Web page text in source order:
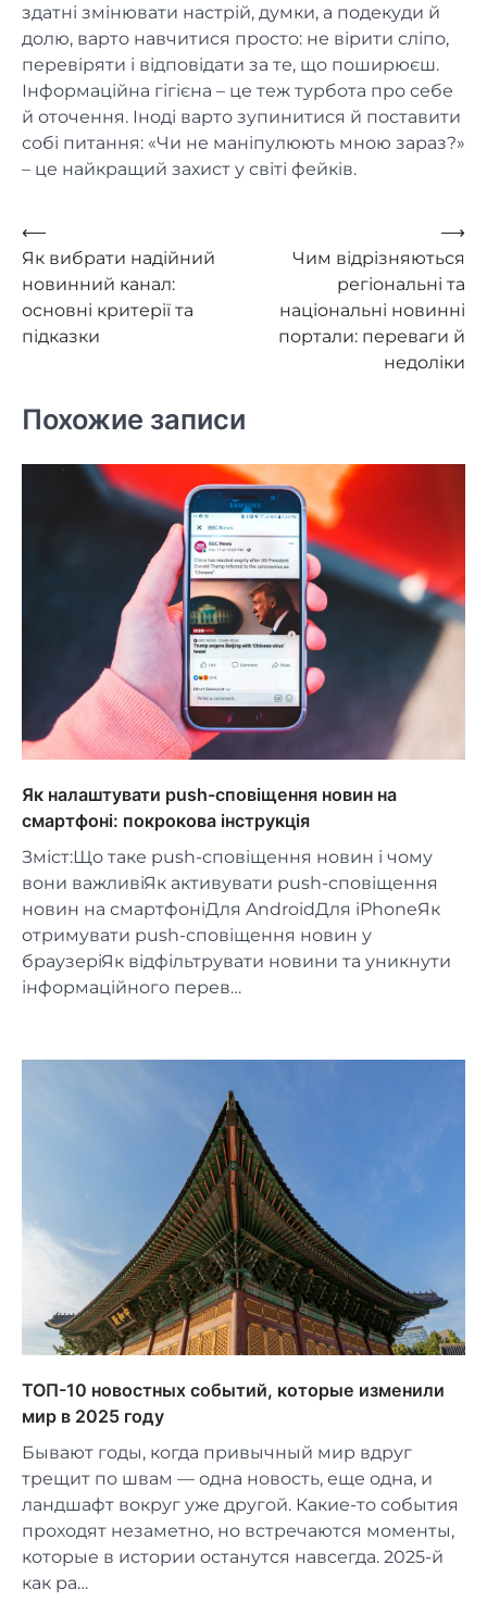
здатні змінювати настрій, думки, а подекуди й
долю, варто навчитися просто: не вірити сліпо,
перевіряти і відповідати за те, що поширюєш.
Інформаційна гігієна – це теж турбота про себе
й оточення. Іноді варто зупинитися й поставити
собі питання: «Чи не маніпулюють мною зараз?»
– це найкращий захист у світі фейків.
Навигация
по
записям
⟵
Як вибрати надійний
новинний канал:
основні критерії та
підказки
Чим відрізняються
регіональні та
національні новинні
портали: переваги й
недоліки
⟶
Похожие записи
Як налаштувати push-сповіщення новин на
смартфоні: покрокова інструкція
Зміст:Що таке push-сповіщення новин і чому
вони важливіЯк активувати push-сповіщення
новин на смартфоніДля AndroidДля iPhoneЯк
отримувати push-сповіщення новин у
браузеріЯк відфільтрувати новини та уникнути
інформаційного перев…
ТОП-10 новостных событий, которые изменили
мир в 2025 году
Бывают годы, когда привычный мир вдруг
трещит по швам — одна новость, еще одна, и
ландшафт вокруг уже другой. Какие-то события
проходят незаметно, но встречаются моменты,
которые в истории останутся навсегда. 2025-й
как ра…